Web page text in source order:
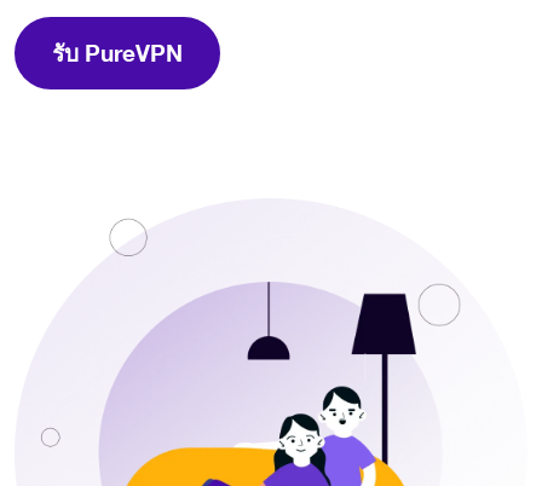
รับ PureVPN